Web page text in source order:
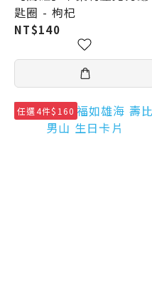
匙圈 - 枸杞
NT$140
任選4件$160